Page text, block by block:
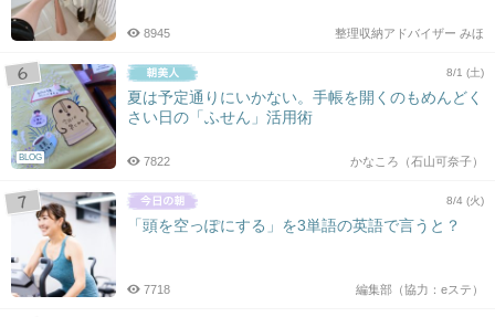
整理収納アドバイザー みほ
8945
BLOG
8/1 (土)
夏は予定通りにいかない。手帳を開くのもめんどく
さい日の「ふせん」活用術
かなころ（石山可奈子）
7822
8/4 (火)
「頭を空っぽにする」を3単語の英語で言うと？
編集部（協力：eステ）
7718